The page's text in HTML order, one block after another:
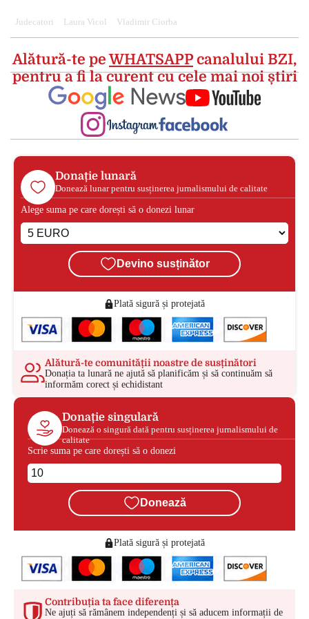
Judecatori Laura Vicol Vladimir Ciorba
Alătură-te peWHATSAPPcanalului BZI,
pentru a fi la curent cu cele mai noi știri
Donație lunară
Donează lunar pentru susținerea jurnalismului de calitate
Alege suma pe care dorești să o donezi lunar
Devino susținător
Plată sigură și protejată
Alătură-te comunității noastre de susținători
Donația ta lunară ne ajută să planificăm și să continuăm să
informăm corect și echidistant
Donație singulară
Donează o singură dată pentru susținerea jurnalismului de
calitate
Scrie suma pe care dorești să o donezi
Donează
Plată sigură și protejată
Contribuția ta face diferența
Ne ajuți să rămânem independenți și să aducem informații de